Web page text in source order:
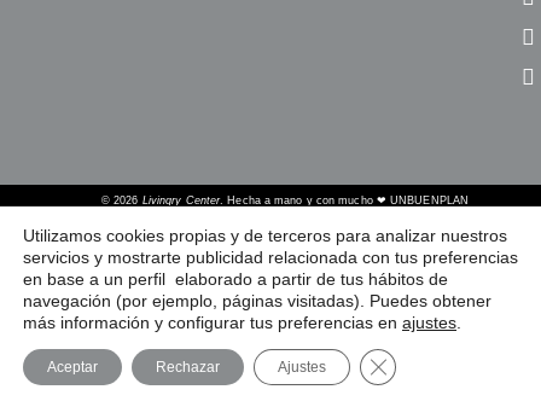
© 2026 Livingry Center. Hecha a mano y con mucho ❤UNBUENPLAN
Utilizamos cookies propias y de terceros para analizar nuestros
servicios y mostrarte publicidad relacionada con tus preferencias
en base a un perfil elaborado a partir de tus hábitos de
navegación (por ejemplo, páginas visitadas). Puedes obtener
más información y configurar tus preferencias en ajustes
Aceptar Rechazar Ajustes Cerrar el banner de